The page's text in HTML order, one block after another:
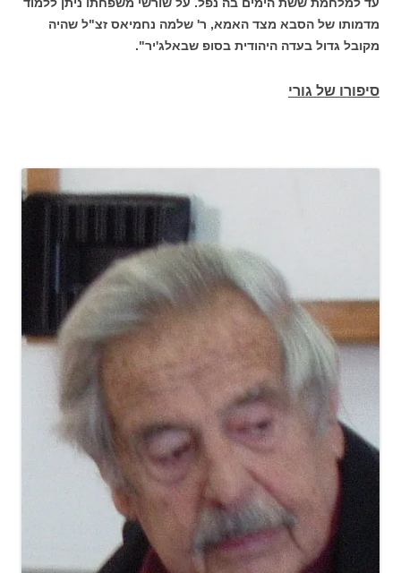
מדמותו של הסבא מצד האמא, ר' שלמה נחמיאס זצ"ל שהיה
מקובל גדול בעדה היהודית בסופ שבאלג'יר".
סיפורו של גורי